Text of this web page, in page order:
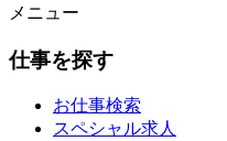
メニュー
仕事を探す
お仕事検索
スペシャル求人